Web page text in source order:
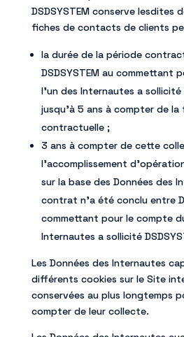
DSDSYSTEM conserve lesdites
fiches de contacts de clients
la durée de la période
DSDSYSTEM au commettant
l’un des Internautes a sollicité
jusqu’à 5 ans à compter de
contractuelle ;
3 ans à compter de cette
l’accomplissement
sur la base des Données des
contrat n’a été conclu entre
commettant pour le compte
Internautes a sollicité
Les Données des Internautes
différents cookies sur le Site
conservées au plus longtemps
compter de leur collecte.